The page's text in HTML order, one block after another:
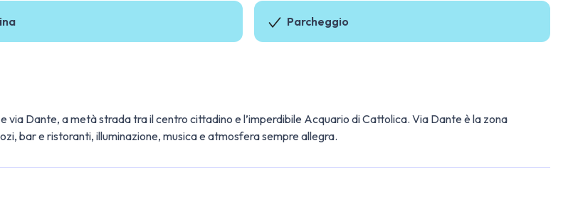
Parcheggio
via Dante, a metà strada tra il centro cittadino e l’imperdibile Acquario di Cattolica. Via Dante è la zona
bar e ristoranti, illuminazione, musica e atmosfera sempre allegra.